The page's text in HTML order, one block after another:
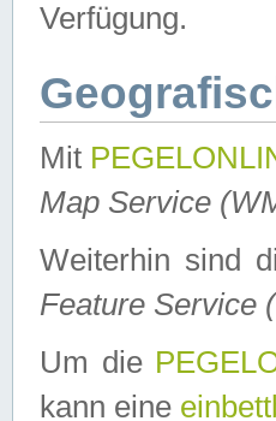
Verfügung.
Mit
Map Service
Weiterhin sind
Feature Service
Um die
kann eine